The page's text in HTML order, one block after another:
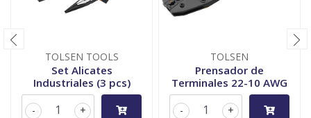
TOLSEN TOOLS
Set Alicates
Industriales (3 pcs)
+
-
TOLSEN
Prensador de
Terminales 22-10 AWG
+
-